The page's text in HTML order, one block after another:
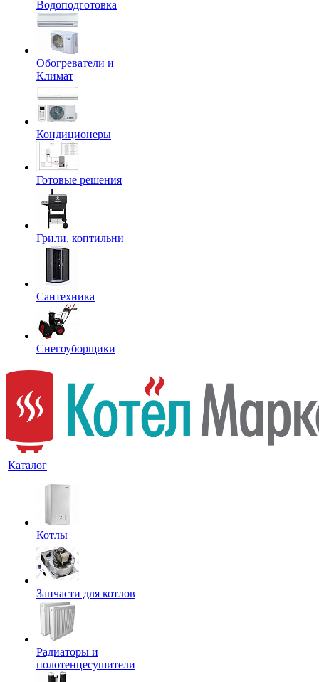
Водоподготовка
Обогреватели и
Климат
Кондиционеры
Готовые решения
Грили, коптильни
Сантехника
Снегоуборщики
Каталог
Котлы
Запчасти для котлов
Радиаторы и
полотенцесушители